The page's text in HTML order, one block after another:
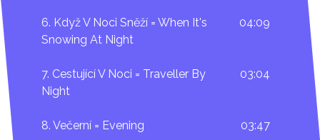
6. Když V Noci Sněží = When It's
Snowing At Night
04:09
7. Cestující V Noci = Traveller By
Night
03:04
8. Večerní = Evening 03:47